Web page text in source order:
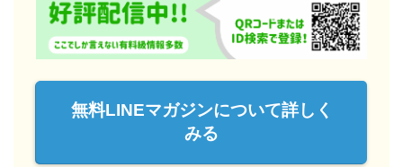
無料LINEマガジンについて詳しく
みる